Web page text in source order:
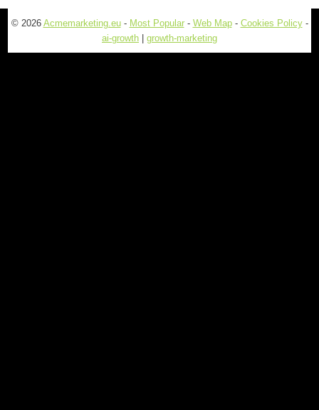
© 2026 Acmemarketing.eu- Most Popular- Web Map- Cookies Policy-
ai-growth
growth-marketing